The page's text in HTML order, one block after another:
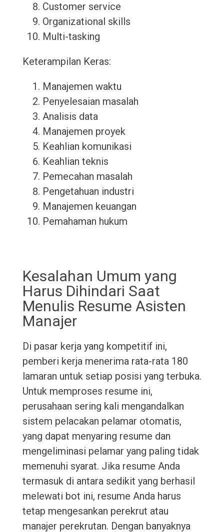
Customer service
Organizational skills
Multi-tasking
Keterampilan Keras:
Manajemen waktu
Penyelesaian masalah
Analisis data
Manajemen proyek
Keahlian komunikasi
Keahlian teknis
Pemecahan masalah
Pengetahuan industri
Manajemen keuangan
Pemahaman hukum
Kesalahan Umum yang
Harus Dihindari Saat
Menulis Resume Asisten
Manajer
Di pasar kerja yang kompetitif ini,
pemberi kerja menerima rata-rata 180
lamaran untuk setiap posisi yang terbuka.
Untuk memproses resume ini,
perusahaan sering kali mengandalkan
sistem pelacakan pelamar otomatis,
yang dapat menyaring resume dan
mengeliminasi pelamar yang paling tidak
memenuhi syarat. Jika resume Anda
termasuk di antara sedikit yang berhasil
melewati bot ini, resume Anda harus
tetap mengesankan perekrut atau
manajer perekrutan. Dengan banyaknya